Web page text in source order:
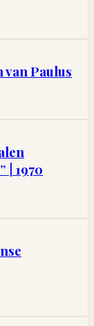
Paulus
| 1970